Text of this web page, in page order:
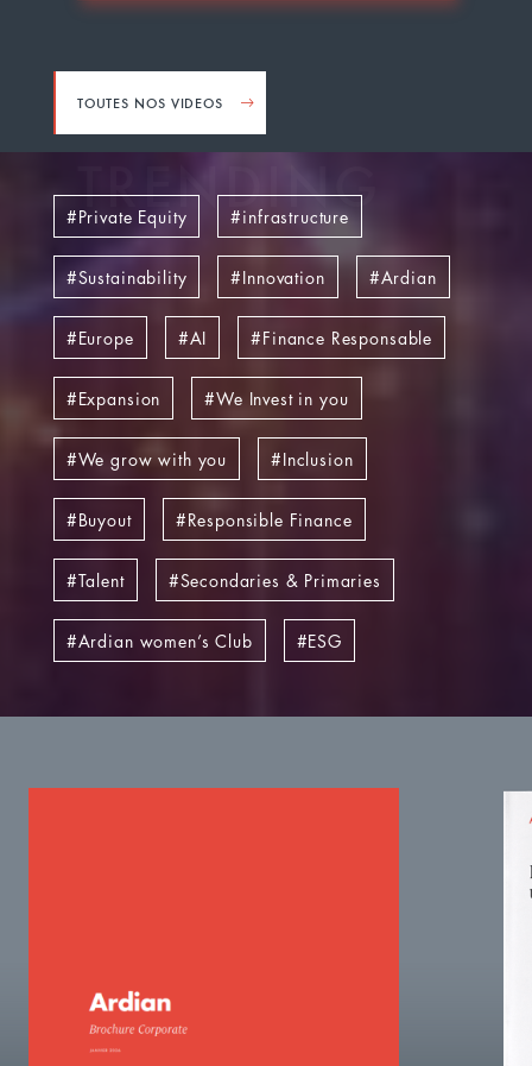
TOUTES NOS VIDEOS
TRENDING
Private Equity infrastructure
Sustainability Innovation Ardian
Europe AI Finance Responsable
Expansion We Invest in you
We grow with you Inclusion
Buyout Responsible Finance
Talent Secondaries & Primaries
Ardian women’s Club ESG